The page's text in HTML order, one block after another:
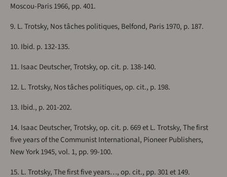
Moscou-Paris 1966, pp. 401.
9. L. Trotsky, Nos tâches politiques, Belfond, Paris 1970, p. 187.
10. Ibid. p. 132-135.
11. Isaac Deutscher, Trotsky, op. cit. p. 138-140.
12. L. Trotsky, Nos tâches politiques, op. cit., p. 198.
13. Ibid., p. 201-202.
14. Isaac Deutscher, Trotsky, op. cit. p. 669 et L. Trotsky, The first
five years of the Communist International, Pioneer Publishers,
New York 1945, vol. 1, pp. 99-100.
15. L. Trotsky, The first five years…, op. cit., pp. 301 et 149.